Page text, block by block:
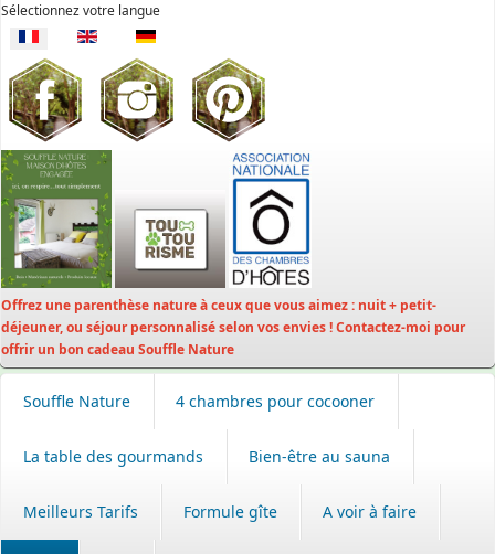
Sélectionnez votre langue
Offrez une parenthèse nature à ceux que vous aimez : nuit + petit-
déjeuner, ou séjour personnalisé selon vos envies ! Contactez-moi pour
offrir un bon cadeau Souffle Nature
Souffle Nature 4 chambres pour cocooner
La table des gourmands Bien-être au sauna
Meilleurs Tarifs Formule gîte A voir à faire